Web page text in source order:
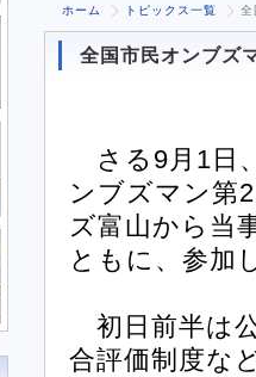
ホーム トピックス一覧 全
全国市民オンブズ
さる9月1日
ンブズマン第
ズ富山から当
ともに、参加
初日前半は
合評価制度な